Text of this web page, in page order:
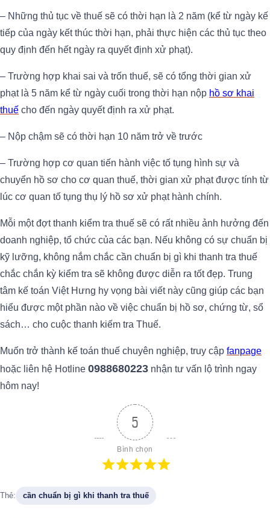
– Những thủ tục về thuế sẽ có thời hạn là 2 năm (kể từ ngày kế
tiếp của ngày kết thúc thời hạn, phải thực hiện các thủ tục theo
quy định đến hết ngày ra quyết định xử phạt).
– Trường hợp khai sai và trốn thuế, sẽ có tổng thời gian xử
phạt là 5 năm kể từ ngày cuối trong thời hạn nộp hồ sơ khai
thuế cho đến ngày quyết định ra xử phạt.
– Nộp chậm sẽ có thời hạn 10 năm trở về trước
– Trường hợp cơ quan tiến hành việc tố tụng hình sự và
chuyển hồ sơ cho cơ quan thuế, thời gian xử phạt được tính từ
lúc cơ quan tố tụng thụ lý hồ sơ xử phạt hành chính.
Mỗi một đợt thanh kiểm tra thuế sẽ có rất nhiều ảnh hưởng đến
doanh nghiệp, tổ chức của các bạn. Nếu không có sự chuẩn bị
kỹ lưỡng, không nắm chắc cần chuẩn bị gì khi thanh tra thuế
chắc chắn kỳ kiểm tra sẽ không được diễn ra tốt đẹp. Trung
tâm kế toán Việt Hưng hy vọng bài viết này cũng giúp các bạn
hiểu được một phần nào về việc chuẩn bị hồ sơ, chứng từ, sổ
sách… cho cuộc thanh kiếm tra Thuế.
Muốn trở thành kế toán thuế chuyên nghiệp, truy cập fanpage
hoặc liên hệ Hotline 0988680223 nhận tư vấn lộ trình ngay
hôm nay!
5
Bình chọn
Thẻ: cần chuẩn bị gì khi thanh tra thuế